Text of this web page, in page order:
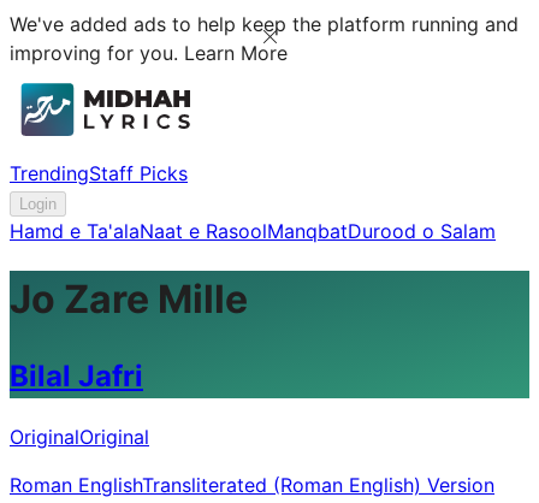
We've added ads to help keep the platform running and
improving for you. Learn More
TrendingStaff Picks
Login
Hamd e Ta'alaNaat e RasoolManqbatDurood o Salam
Jo Zare Mille
Bilal Jafri
OriginalOriginal
Roman EnglishTransliterated (Roman English) Version